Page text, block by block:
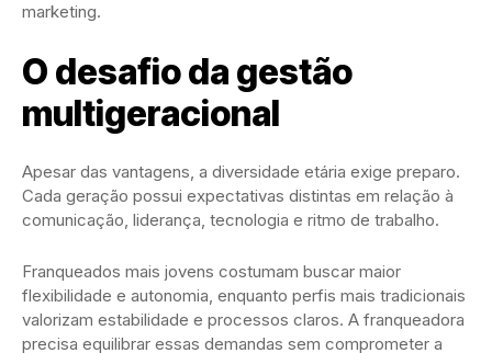
marketing.
O desafio da gestão
multigeracional
Apesar das vantagens, a diversidade etária exige preparo.
Cada geração possui expectativas distintas em relação à
comunicação, liderança, tecnologia e ritmo de trabalho.
Franqueados mais jovens costumam buscar maior
flexibilidade e autonomia, enquanto perfis mais tradicionais
valorizam estabilidade e processos claros. A franqueadora
precisa equilibrar essas demandas sem comprometer a